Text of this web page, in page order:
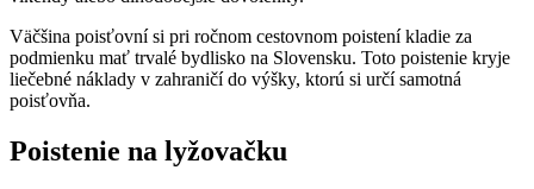
Väčšina poisťovní si pri ročnom cestovnom poistení kladie za
podmienku mať trvalé bydlisko na Slovensku. Toto poistenie kryje
liečebné náklady v zahraničí do výšky, ktorú si určí samotná
poisťovňa.
Poistenie na lyžovačku